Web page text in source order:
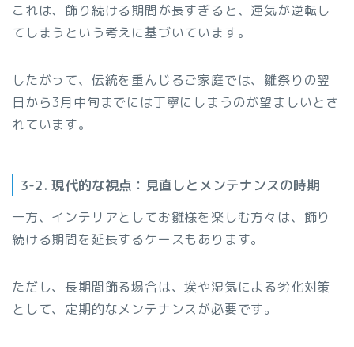
これは、飾り続ける期間が長すぎると、運気が逆転し
てしまうという考えに基づいています。
したがって、伝統を重んじるご家庭では、雛祭りの翌
日から3月中旬までには丁寧にしまうのが望ましいとさ
れています。
3-2. 現代的な視点：見直しとメンテナンスの時期
一方、インテリアとしてお雛様を楽しむ方々は、飾り
続ける期間を延長するケースもあります。
ただし、長期間飾る場合は、埃や湿気による劣化対策
として、定期的なメンテナンスが必要です。